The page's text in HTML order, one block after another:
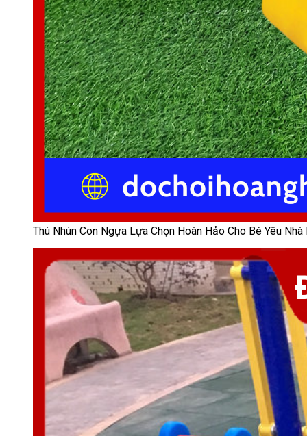
Thú Nhún Con Ngựa Lựa Chọn Hoàn Hảo Cho Bé Yêu Nhà